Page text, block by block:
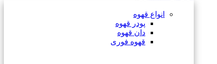
انواع قهوه
پودر قهوه
دان قهوه
قهوه فوری